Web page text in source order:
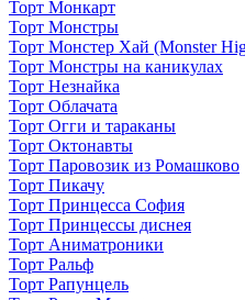
Торт Монкарт
Торт Монстры
Торт Монстер Хай (Monster
Торт Монстры на каникулах
Торт Незнайка
Торт Облачата
Торт Огги и тараканы
Торт Октонавты
Торт Паровозик из Ромашково
Торт Пикачу
Торт Принцесса София
Торт Принцессы диснея
Торт Аниматроники
Торт Ральф
Торт Рапунцель